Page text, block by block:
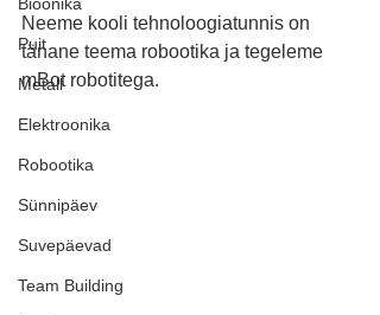
Puit
Metall
Elektroonika
Robootika
Sünnipäev
Suvepäevad
Team Building
Neeme kooli tehnoloogiatunnis on
tänane teema robootika ja tegeleme
mBot robotitega.